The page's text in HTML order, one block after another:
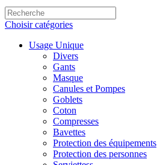
Choisir catégories
Usage Unique
Divers
Gants
Masque
Canules et Pompes
Goblets
Coton
Compresses
Bavettes
Protection des équipements
Protection des personnes